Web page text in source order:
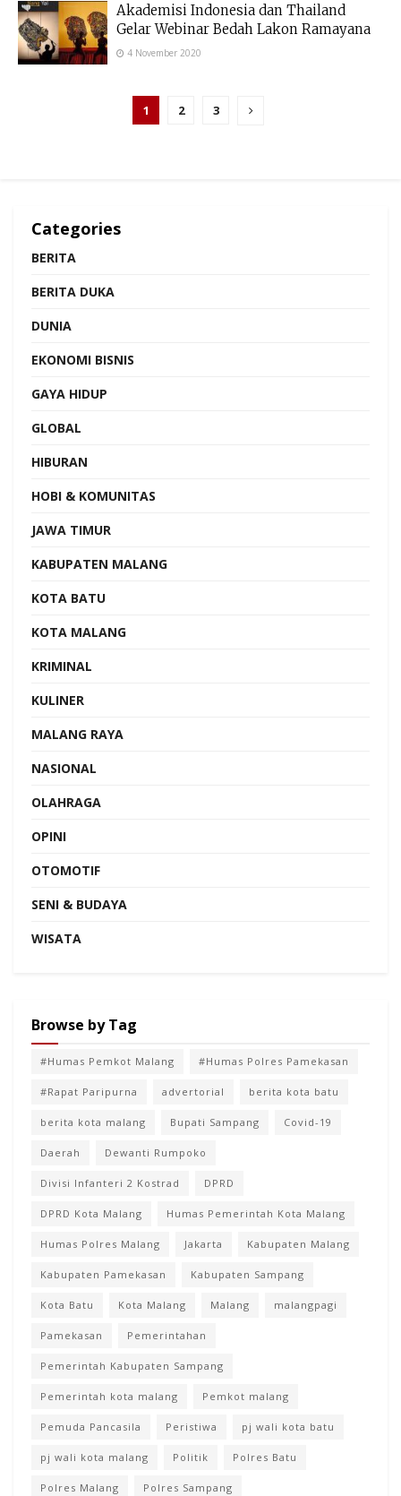
Akademisi Indonesia dan Thailand
Gelar Webinar Bedah Lakon Ramayana
4 November 2020
1 2 3
Categories
BERITA
BERITA DUKA
DUNIA
EKONOMI BISNIS
GAYA HIDUP
GLOBAL
HIBURAN
HOBI & KOMUNITAS
JAWA TIMUR
KABUPATEN MALANG
KOTA BATU
KOTA MALANG
KRIMINAL
KULINER
MALANG RAYA
NASIONAL
OLAHRAGA
OPINI
OTOMOTIF
SENI & BUDAYA
WISATA
Browse by Tag
#Humas Pemkot Malang #Humas Polres Pamekasan
#Rapat Paripurna advertorial berita kota batu
berita kota malang Bupati Sampang Covid-19
Daerah Dewanti Rumpoko
Divisi Infanteri 2 Kostrad DPRD
DPRD Kota Malang Humas Pemerintah Kota Malang
Humas Polres Malang Jakarta Kabupaten Malang
Kabupaten Pamekasan Kabupaten Sampang
Kota Batu Kota Malang Malang malangpagi
Pamekasan Pemerintahan
Pemerintah Kabupaten Sampang
Pemerintah kota malang Pemkot malang
Pemuda Pancasila Peristiwa pj wali kota batu
pj wali kota malang Politik Polres Batu
Polres Malang Polres Sampang